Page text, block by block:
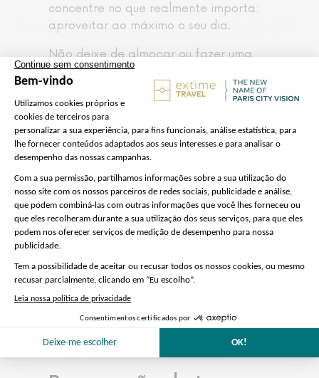
concentre no que realmente importa:
aproveitar ao máximo o seu dia.
Não deixe de almoçar ou fazer uma
pausa gourmet em um dos restaurantes
ou cafés de luxo do outlet!
No final da tarde, pegue seu traslado
de volta a Paris.
Observe :
Chegue pelo menos 15 minutos
antes da partida.
Leia mais…Mostrar menos
O valor não inclui
Refeições